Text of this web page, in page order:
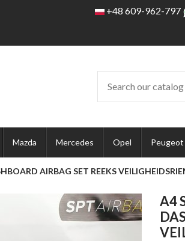
+48 609-962-797
Mazda Mercedes Opel Peugeot
AIRBAG SET REEKS
A4